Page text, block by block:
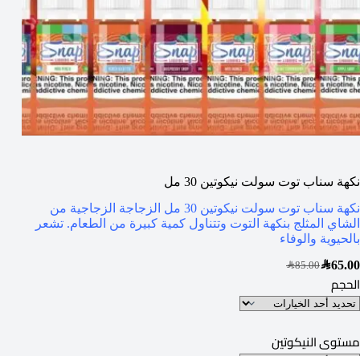
نكهة سناب توت سولت نيكوتين 30 مل
نكهة سناب توت سولت نيكوتين 30 مل الزجاجة الزجاجية من
الشاي المثلج بنكهة التوت وتتناول كمية كبيرة من الطعام. تشعر
بالحيوية والوفاء
SAR85.00SAR65.00
الحجم
مستوى النيكوتين